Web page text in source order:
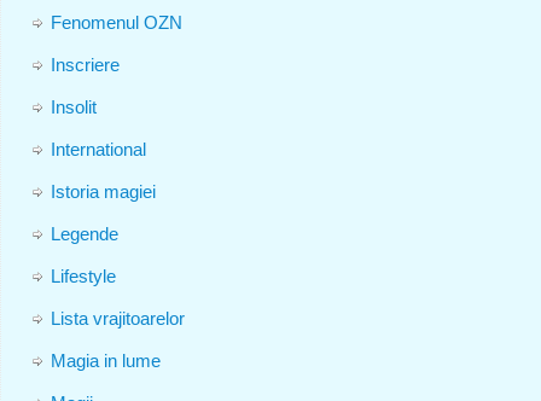
Fenomenul OZN
Inscriere
Insolit
International
Istoria magiei
Legende
Lifestyle
Lista vrajitoarelor
Magia in lume